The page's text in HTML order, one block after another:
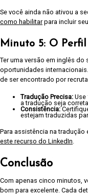
Se você ainda não ativou a
como habilitarpara incluir
Minuto 5: O
Ter uma versão em inglês do
oportunidades
de ser encontrado por
Tradução Precisa: Use
a tradução seja
Consistência:
estejam traduzidas
Para assistência na
este recurso do LinkedIn
Conclusão
Com apenas cinco minutos,
bom para excelente. Cada